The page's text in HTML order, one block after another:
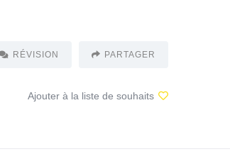
RÉVISION PARTAGER
Ajouter à la liste de souhaits